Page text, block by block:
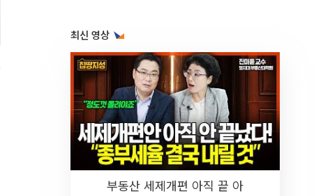
최신 영상
부동산 세제개편 아직 끝 아